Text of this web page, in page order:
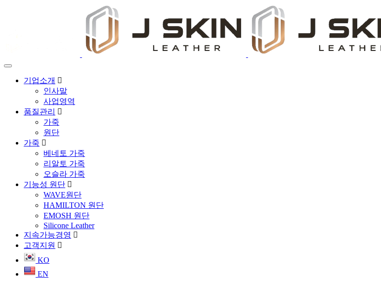
기업소개
인사말
사업영역
품질관리
가죽
원단
가죽
베네토 가죽
리알토 가죽
오슬라 가죽
기능성 원단
WAVE원단
HAMILTON 원단
EMOSH 원단
Silicone Leather
지속가능경영
고객지원
KO
EN